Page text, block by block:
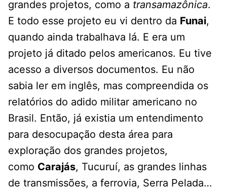
grandes projetos, como a transamazônica.
E todo esse projeto eu vi dentro da Funai,
quando ainda trabalhava lá. E era um
projeto já ditado pelos americanos. Eu tive
acesso a diversos documentos. Eu não
sabia ler em inglês, mas compreendida os
relatórios do adido militar americano no
Brasil. Então, já existia um entendimento
para desocupação desta área para
exploração dos grandes projetos,
como Carajás, Tucuruí, as grandes linhas
de transmissões, a ferrovia, Serra Pelada…